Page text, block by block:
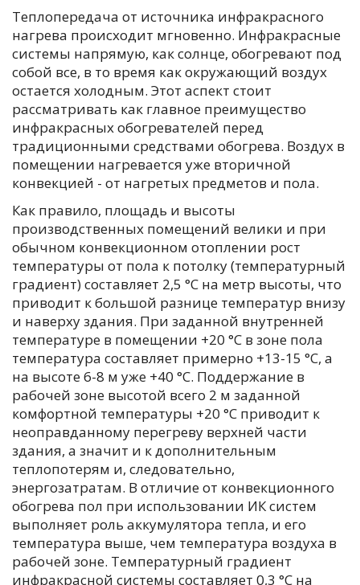
Теплопередача от источника инфракрасного
нагрева происходит мгновенно. Инфракрасные
системы напрямую, как солнце, обогревают под
собой все, в то время как окружающий воздух
остается холодным. Этот аспект стоит
рассматривать как главное преимущество
инфракрасных обогревателей перед
традиционными средствами обогрева. Воздух в
помещении нагревается уже вторичной
конвекцией - от нагретых предметов и пола.
Как правило, площадь и высоты
производственных помещений велики и при
обычном конвекционном отоплении рост
температуры от пола к потолку (температурный
градиент) составляет 2,5 °С на метр высоты, что
приводит к большой разнице температур внизу
и наверху здания. При заданной внутренней
температуре в помещении +20 °С в зоне пола
температура составляет примерно +13-15 °С, а
на высоте 6-8 м уже +40 °С. Поддержание в
рабочей зоне высотой всего 2 м заданной
комфортной температуры +20 °С приводит к
неоправданному перегреву верхней части
здания, а значит и к дополнительным
теплопотерям и, следовательно,
энергозатратам. В отличие от конвекционного
обогрева пол при использовании ИК систем
выполняет роль аккумулятора тепла, и его
температура выше, чем температура воздуха в
рабочей зоне. Температурный градиент
инфракрасной системы составляет 0,3 °С на